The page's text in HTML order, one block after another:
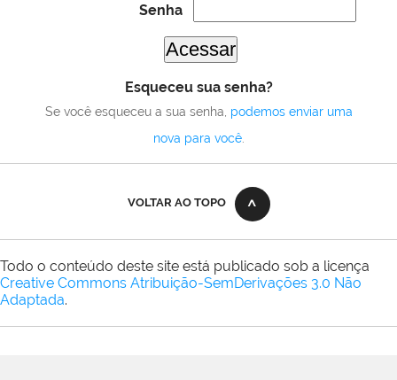
Senha
Esqueceu sua senha?
Se você esqueceu a sua senha, podemos enviar uma
nova para você.
VOLTAR AO TOPO
Todo o conteúdo deste site está publicado sob a licença
Creative Commons Atribuição-SemDerivações 3.0 Não
Adaptada.